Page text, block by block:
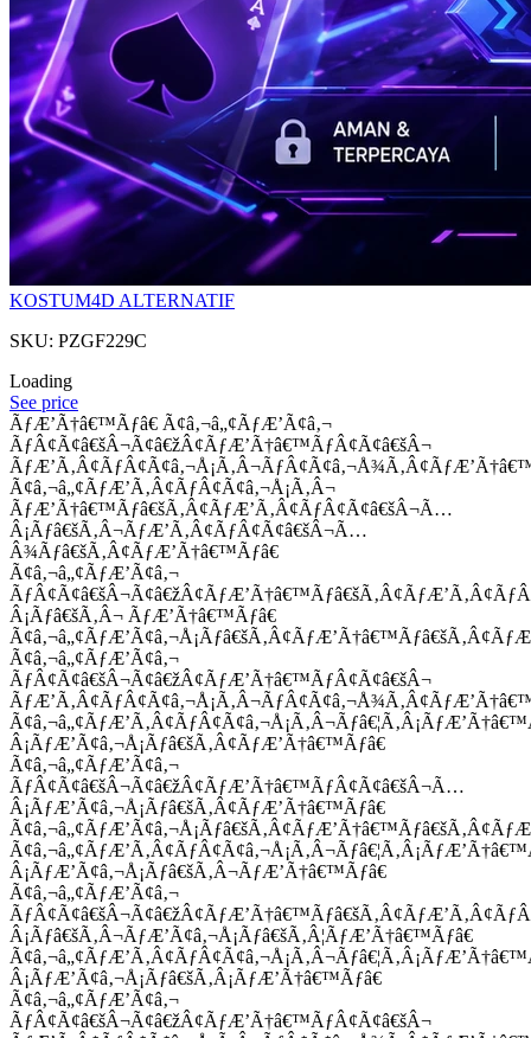
KOSTUM4D ALTERNATIF
SKU: PZGF229C
Loading
See price
ÃƒÆ’Ã†â€™Ãƒâ€ Ã¢â‚¬â„¢ÃƒÆ’Ã¢â‚¬
ÃƒÂ¢Ã¢â€šÂ¬Ã¢â€žÂ¢ÃƒÆ’Ã†â€™ÃƒÂ¢Ã¢â€šÂ¬
Ã¢â‚¬â„¢ÃƒÆ’Ã‚Â¢ÃƒÂ¢Ã¢â‚¬Å¡Ã‚Â¬
ÃƒÆ’Ã†â€™Ãƒâ€šÃ‚Â¢ÃƒÆ’Ã‚Â¢ÃƒÂ¢Ã¢â€šÂ¬Ã…
Â¡Ãƒâ€šÃ‚Â¬ÃƒÆ’Ã‚Â¢ÃƒÂ¢Ã¢â€šÂ¬Ã…
Â¾Ãƒâ€šÃ‚Â¢ÃƒÆ’Ã†â€™Ãƒâ€
Ã¢â‚¬â„¢ÃƒÆ’Ã¢â‚¬
Â¡Ãƒâ€šÃ‚Â¬ ÃƒÆ’Ã†â€™Ãƒâ€
Ã¢â‚¬â„¢ÃƒÆ’Ã¢â‚¬
ÃƒÂ¢Ã¢â€šÂ¬Ã¢â€žÂ¢ÃƒÆ’Ã†â€™ÃƒÂ¢Ã¢â€šÂ¬
Â¡ÃƒÆ’Ã¢â‚¬Å¡Ãƒâ€šÃ‚Â¢ÃƒÆ’Ã†â€™Ãƒâ€
Ã¢â‚¬â„¢ÃƒÆ’Ã¢â‚¬
ÃƒÂ¢Ã¢â€šÂ¬Ã¢â€žÂ¢ÃƒÆ’Ã†â€™ÃƒÂ¢Ã¢â€šÂ¬Ã…
Â¡ÃƒÆ’Ã¢â‚¬Å¡Ãƒâ€šÃ‚Â¢ÃƒÆ’Ã†â€™Ãƒâ€
Â¡ÃƒÆ’Ã¢â‚¬Å¡Ãƒâ€šÃ‚Â¬ÃƒÆ’Ã†â€™Ãƒâ€
Ã¢â‚¬â„¢ÃƒÆ’Ã¢â‚¬
Â¡Ãƒâ€šÃ‚Â¬ÃƒÆ’Ã¢â‚¬Å¡Ãƒâ€šÃ‚Â¦ÃƒÆ’Ã†â€™Ãƒâ€
Â¡ÃƒÆ’Ã¢â‚¬Å¡Ãƒâ€šÃ‚Â¡ÃƒÆ’Ã†â€™Ãƒâ€
Ã¢â‚¬â„¢ÃƒÆ’Ã¢â‚¬
ÃƒÂ¢Ã¢â€šÂ¬Ã¢â€žÂ¢ÃƒÆ’Ã†â€™ÃƒÂ¢Ã¢â€šÂ¬